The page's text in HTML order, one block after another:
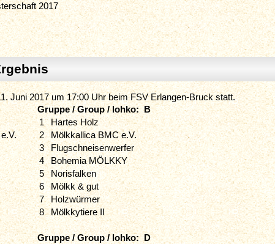
2017
Juni 2017 um 17:00 Uhr beim FSV Erlangen-Bruck statt.
Gruppe / Group / lohko: B
1
Hartes Holz
2
Mölkkallica BMC e.V.
3
Flugschneisenwerfer
4
Bohemia MÖLKKY
5
Norisfalken
6
Mölkk & gut
7
Holzwürmer
8 Mölkkytiere II
Gruppe / Group / lohko: D